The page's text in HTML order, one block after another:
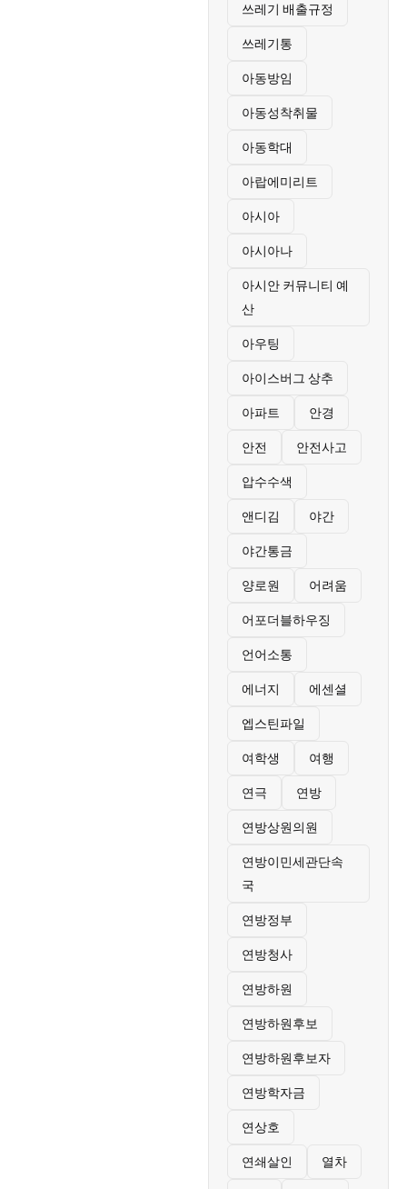
쓰레기 배출규정
쓰레기통
아동방임
아동성착취물
아동학대
아랍에미리트
아시아
아시아나
아시안 커뮤니티 예
산
아우팅
아이스버그 상추
아파트 안경
안전 안전사고
압수수색
앤디김 야간
야간통금
양로원 어려움
어포더블하우징
언어소통
에너지 에센셜
엡스틴파일
여학생 여행
연극 연방
연방상원의원
연방이민세관단속
국
연방정부
연방청사
연방하원
연방하원후보
연방하원후보자
연방학자금
연상호
연쇄살인 열차